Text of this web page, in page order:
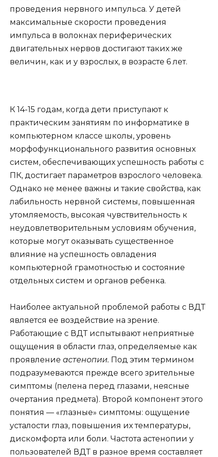
проведения нервного импульса. У детей
максимальные скорости проведения
импульса в волокнах периферических
двигательных нервов достигают таких же
величин, как и у взрослых, в возрасте 6 лет.
К 14-15 годам, когда дети приступают к
практическим занятиям по информатике в
компьютерном классе школы, уровень
морфофункционального развития основных
систем, обеспечивающих успешность работы с
ПК, достигает параметров взрослого человека.
Однако не менее важны и такие свойства, как
лабильность нервной системы, повышенная
утомляемость, высокая чувствительность к
неудовлетворительным условиям обучения,
которые могут оказывать существенное
влияние на успешность овладения
компьютерной грамотностью и состояние
отдельных систем и органов ребенка.
Наиболее актуальной проблемой работы с ВДТ
является ее воздействие на зрение.
Работающие с ВДТ испытывают неприятные
ощущения в области глаз, определяемые как
проявление астенопии. Под этим термином
подразумеваются прежде всего зрительные
симптомы (пелена перед глазами, неясные
очертания предмета). Второй компонент этого
понятия — «глазные» симптомы: ощущение
усталости глаз, повышения их температуры,
дискомфорта или боли. Частота астенопии у
пользователей ВДТ в разное время составляет